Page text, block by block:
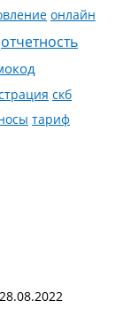
онлайн
отчетность
скб
тариф
28.08.2022